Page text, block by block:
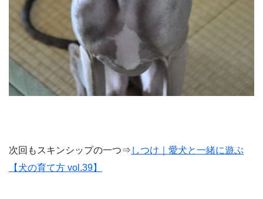
次回もスキンシップの一つ⇒ しつけ｜愛犬と一緒に遊ぶ
【犬の育て方 vol.39】